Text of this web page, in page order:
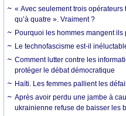
« Avec seulement trois
qu’à quatre ». Vraiment ?
Pourquoi les hommes mangent
Le technofascisme est-il
Comment lutter contre les
protéger le débat démocratique
Haïti. Les femmes pallient les
Après avoir perdu une jambe à
ukrainienne refuse de baisser les